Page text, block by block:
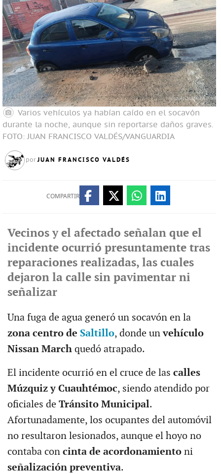
Varios vehículos ya habían caído en el socavón
durante la noche, aunque sin reportarse daños graves.
FOTO: JUAN FRANCISCO VALDÉS/VANGUARDIA
porJUAN FRANCISCO VALDÉS
COMPARTIR
Vecinos y el afectado señalan que el
incidente ocurrió presuntamente tras
reparaciones realizadas, las cuales
dejaron la calle sin pavimentar ni
señalizar
Una fuga de agua generó un socavón en la
zona centro de Saltillo, donde unvehículo
Nissan Marchquedó atrapado.
El incidente ocurrió en el cruce de las calles
Múzquiz y Cuauhtémoc, siendo atendido por
oficiales de Tránsito Municipal.
Afortunadamente, los ocupantes del automóvil
no resultaron lesionados, aunque el hoyo no
contaba con cinta de acordonamientoni
señalización preventiva.